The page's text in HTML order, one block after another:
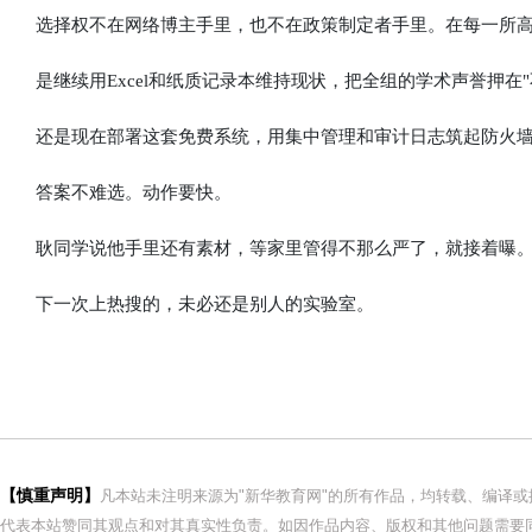
选择权不在网络博主手里，也不在政策制定者手里。在每一所
是继续用Excel和纸质记录本维持现状，把全组的学术声誉押在"
还是现在部署这套免费系统，用集中管理和审计日志筑起防火
答案不难选。动作要快。
耿同学说他手里还有素材，等家里管得不那么严了，就接着曝
下一次上热搜的，未必还是别人的实验室。
【慎重声明】
凡本站未注明来源为"新华教育网"的所有作品，均转载、编译
代表本站赞同其观点和对其真实性负责。如因作品内容、版权和其他问题需